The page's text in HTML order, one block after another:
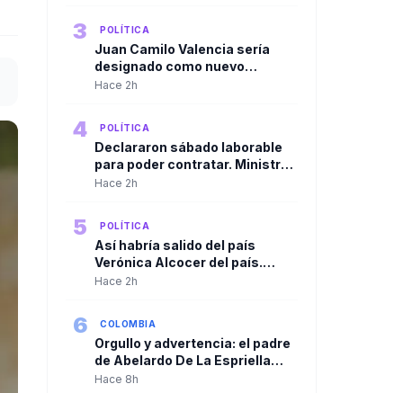
3 POLÍTICA
Juan Camilo Valencia sería
designado como nuevo
director de la Agencia Nacional
Hace 2h
4 POLÍTICA
Declararon sábado laborable
para poder contratar. Ministro
de Agricultura cuestionó
más de $250.000 millones
Hace 2h
5 POLÍTICA
Así habría salido del país
Verónica Alcocer del país.
Gustavo Petro la habría llevado
Hace 2h
6 COLOMBIA
Orgullo y advertencia: el padre
de Abelardo De La Espriella
habla tras la posesión de su
Hace 8h